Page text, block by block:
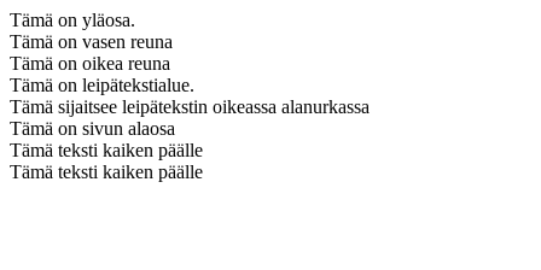
Tämä on yläosa.
Tämä on vasen reuna
Tämä on oikea reuna
Tämä on leipätekstialue.
Tämä sijaitsee leipätekstin oikeassa alanurkassa
Tämä on sivun alaosa
Tämä teksti kaiken päälle
Tämä teksti kaiken päälle